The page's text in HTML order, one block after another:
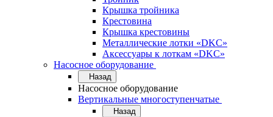
Крышка тройника
Крестовина
Крышка крестовины
Металлические лотки «DKC»
Аксессуары к лоткам «DKC»
Насосное оборудование
Назад
Насосное оборудование
Вертикальные многоступенчатые
Назад